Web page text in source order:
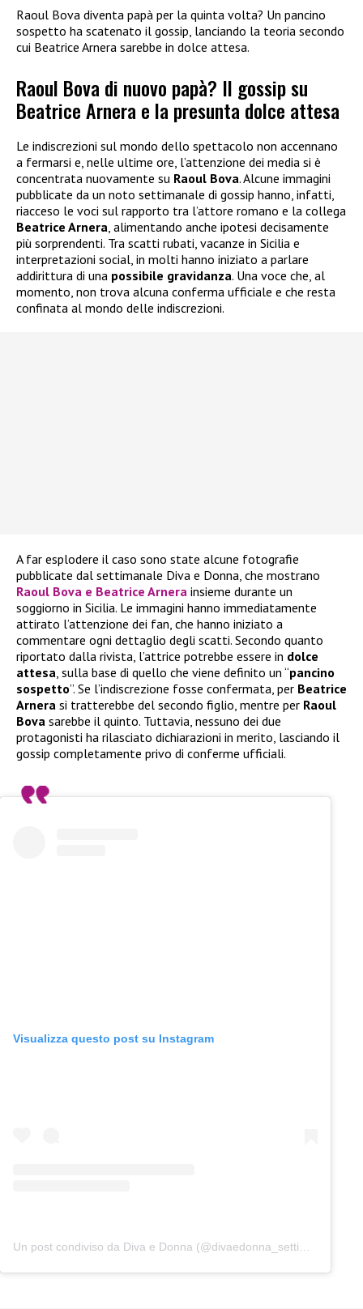
Raoul Bova diventa papà per la quinta volta? Un pancino
sospetto ha scatenato il gossip, lanciando la teoria secondo
cui Beatrice Arnera sarebbe in dolce attesa.
Raoul Bova di nuovo papà? Il gossip su
Beatrice Arnera e la presunta dolce attesa
Le indiscrezioni sul mondo dello spettacolo non accennano
a fermarsi e, nelle ultime ore, l’attenzione dei media si è
concentrata nuovamente su Raoul Bova. Alcune immagini
pubblicate da un noto settimanale di gossip hanno, infatti,
riacceso le voci sul rapporto tra l’attore romano e la collega
Beatrice Arnera, alimentando anche ipotesi decisamente
più sorprendenti. Tra scatti rubati, vacanze in Sicilia e
interpretazioni social, in molti hanno iniziato a parlare
addirittura di una possibile gravidanza. Una voce che, al
momento, non trova alcuna conferma ufficiale e che resta
confinata al mondo delle indiscrezioni.
A far esplodere il caso sono state alcune fotografie
pubblicate dal settimanale Diva e Donna, che mostrano
Raoul Bova e Beatrice Arnera insieme durante un
soggiorno in Sicilia. Le immagini hanno immediatamente
attirato l’attenzione dei fan, che hanno iniziato a
commentare ogni dettaglio degli scatti. Secondo quanto
riportato dalla rivista, l’attrice potrebbe essere in dolce
attesa, sulla base di quello che viene definito un “pancino
sospetto”. Se l’indiscrezione fosse confermata, per Beatrice
Arnera si tratterebbe del secondo figlio, mentre per Raoul
Bova sarebbe il quinto. Tuttavia, nessuno dei due
protagonisti ha rilasciato dichiarazioni in merito, lasciando il
gossip completamente privo di conferme ufficiali.
Visualizza questo post su Instagram